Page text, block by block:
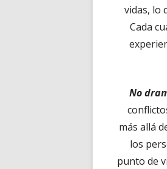
vidas, lo
Cada
No
más allá
los
punto de